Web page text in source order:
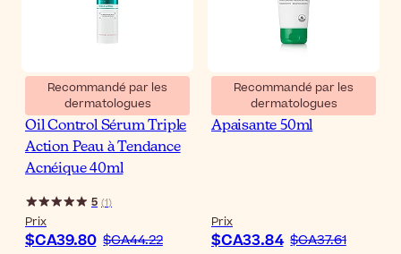
Recommandé par les
dermatologues
Eucerin DERMOPURE
Oil Control Sérum Triple
Action Peau à Tendance
Acnéique 40ml
5 (1)
Prix
$CA39.80 $CA44.22
Recommandé par les
dermatologues
Biretix Isorepair Crème
Apaisante 50ml
Prix
$CA33.84 $CA37.61